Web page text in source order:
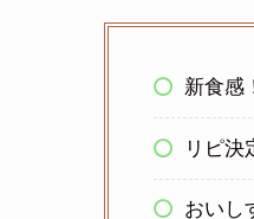
新食感
リピ決
おいし